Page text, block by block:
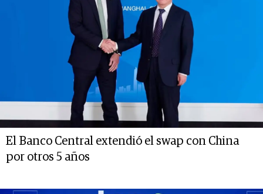
El Banco Central extendió el swap con China
por otros 5 años